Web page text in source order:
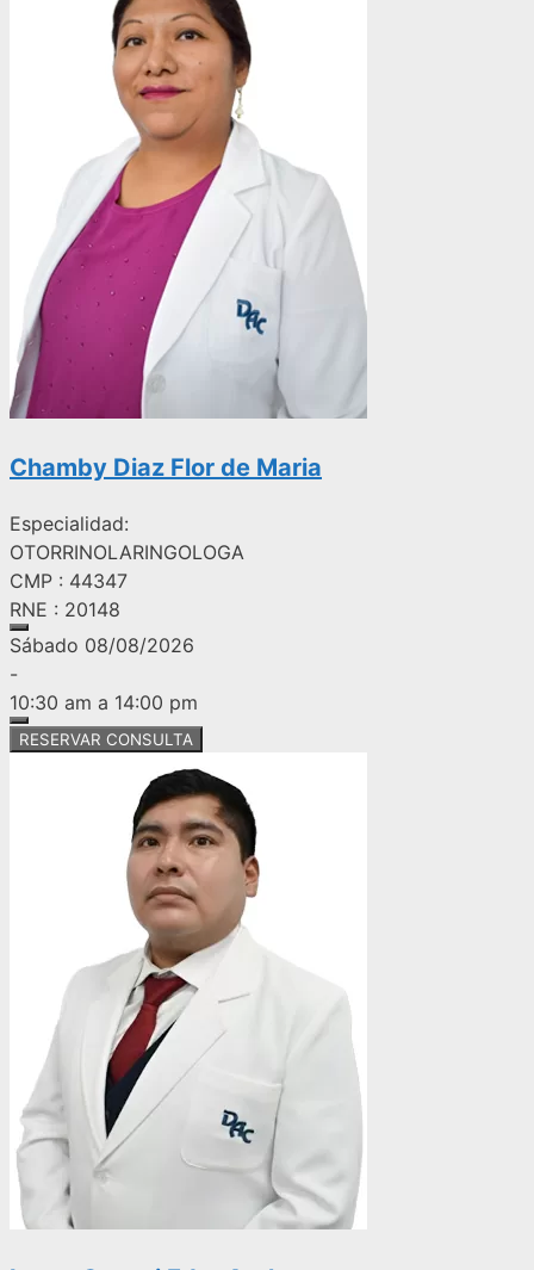
Chamby Diaz Flor de Maria
Especialidad:
OTORRINOLARINGOLOGA
CMP : 44347
RNE : 20148
Sábado 08/08/2026
-
10:30 am a 14:00 pm
RESERVAR CONSULTA